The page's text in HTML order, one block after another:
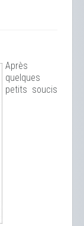
Après
quelques
petits soucis